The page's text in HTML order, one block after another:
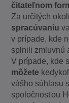
čitateľnom
Za určitých
spracúvaniu
v prípade, kde
splnili zmluvnú
V prípade, kde
môžete
vášho súhlasu
spoločnosťou